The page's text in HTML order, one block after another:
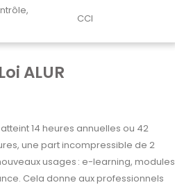
CCI
ALUR
14 heures annuelles ou 42
une part incompressible de 2
usages : e-learning, modules
Cela donne aux professionnels